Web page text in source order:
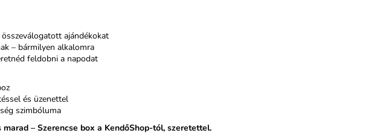
ajándékokat
– bármilyen alkalomra
feldobni a napodat
és üzenettel
szimbóluma
– Szerencse box a KendőShop-tól, szeretettel.